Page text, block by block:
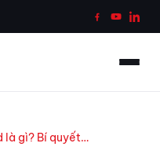
là gì? Bí quyết…